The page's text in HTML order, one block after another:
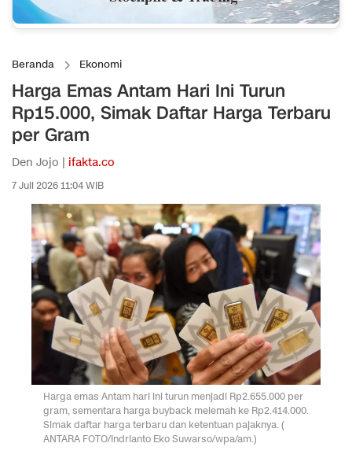
Beranda Ekonomi
Harga Emas Antam Hari Ini Turun
Rp15.000, Simak Daftar Harga Terbaru
per Gram
Den Jojo | ifakta.co
7 Juli 2026 11:04 WIB
Harga emas Antam hari ini turun menjadi Rp2.655.000 per
gram, sementara harga buyback melemah ke Rp2.414.000.
Simak daftar harga terbaru dan ketentuan pajaknya. (
ANTARA FOTO/Indrianto Eko Suwarso/wpa/am.)